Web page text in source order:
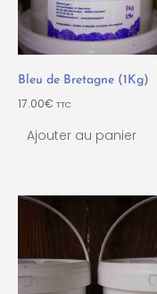
Bleu de Bretagne (1Kg)
17.00€ TTC
Ajouter au panier